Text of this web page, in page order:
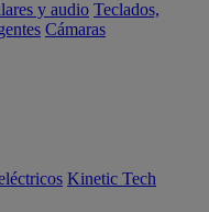
y audio Teclados,
Cámaras
Kinetic Tech